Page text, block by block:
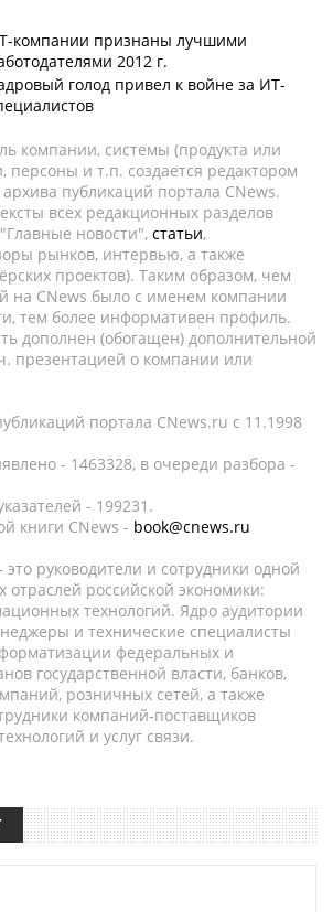
компании признаны лучшими
2012 г.
голод привел к войне за ИТ-
компании, системы (продукта или
персоны и т.п. создается редактором
публикаций портала CNews.
всех редакционных разделов
новости", статьи,
рынков, интервью, а также
проектов). Таким образом, чем
на CNews было с именем компании
тем более информативен профиль.
дополнен (обогащен) дополнительной
презентацией о компании или
портала CNews.ru c 11.1998
- 1463328, в очереди разбора -
- 199231.
книги CNews - book@cnews.ru
руководители и сотрудники одной
российской экономики:
технологий. Ядро аудитории
и технические специалисты
федеральных и
государственной власти, банков,
розничных сетей, а также
компаний-поставщиков
и услуг связи.